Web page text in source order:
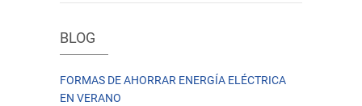
BLOG
FORMAS DE AHORRAR ENERGÍA ELÉCTRICA
EN VERANO